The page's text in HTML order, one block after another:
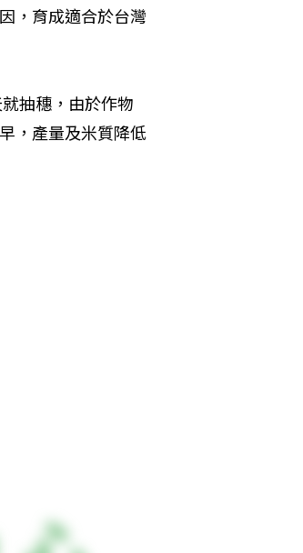
，育成適合於台灣
抽穗，由於作物
，產量及米質降低